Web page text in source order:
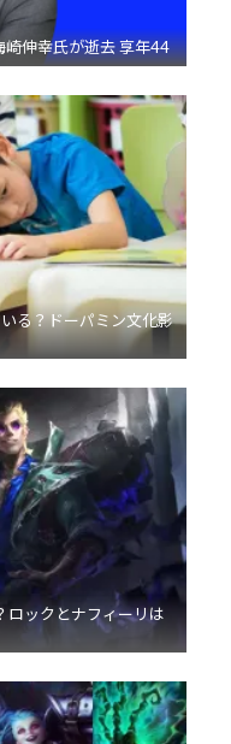
伸幸氏が逝去 享年44
る？ドーパミン文化影
ロックとナフィーリは